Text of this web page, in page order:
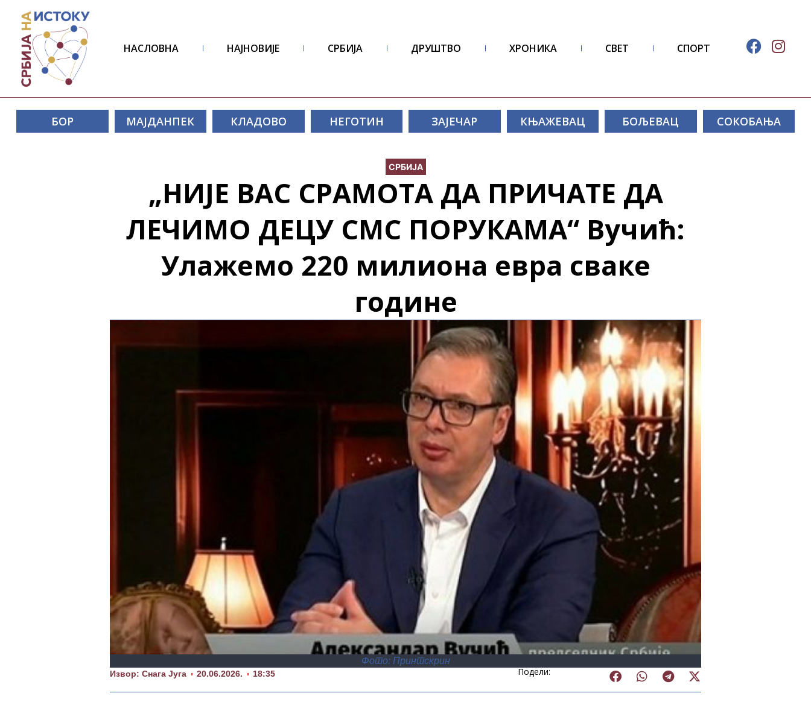
НАСЛОВНА НАЈНОВИЈЕ СРБИЈА ДРУШТВО ХРОНИКА СВЕТ СПОРТ
БОР МАЈДАНПЕК КЛАДОВО НЕГОТИН ЗАЈЕЧАР КЊАЖЕВАЦ БОЉЕВАЦ СОКОБАЊА
СРБИЈА
„НИЈЕ ВАС СРАМОТА ДА ПРИЧАТЕ ДА
ЛЕЧИМО ДЕЦУ СМС ПОРУКАМА“ Вучић:
Улажемо 220 милиона евра сваке
године
Фото: Принтскрин
Извор: Снага Југа 20.06.2026. 18:35 Подели: